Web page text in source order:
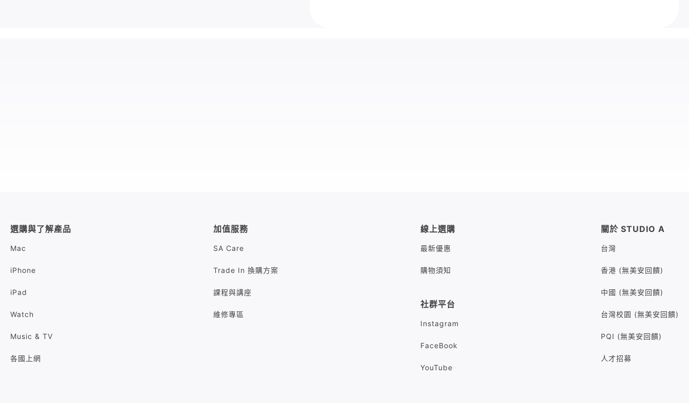
選購與了解產品
Mac
iPhone
iPad
Watch
Music & TV
各國上網
加值服務
SA Care
Trade In 換購方案
課程與講座
維修專區
線上選購
最新優惠
購物須知
社群平台
Instagram
FaceBook
YouTube
關於 STUDIO A
台灣
香港 (無美安回饋)
中國 (無美安回饋)
台灣校園 (無美安回饋)
PQI (無美安回饋)
人才招募